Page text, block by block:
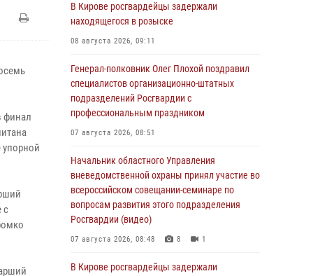
финал
упорной
с
В Кирове росгвардейцы задержали
находящегося в розыске
08 августа 2026, 09:11
Генерал-полковник Олег Плохой поздравил
специалистов организационно-штатных
подразделений Росгвардии с
профессиональным праздником
07 августа 2026, 08:51
Начальник областного Управления
вневедомственной охраны принял участие во
всероссийском совещании-семинаре по
вопросам развития этого подразделения
Росгвардии (видео)
07 августа 2026, 08:48 8 1
В Кирове росгвардейцы задержали